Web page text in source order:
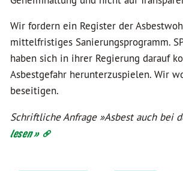
Wir fordern ein Register der
mittelfristiges Sanierungsprogramm.
haben sich in ihrer Regierung darauf
Asbestgefahr herunterzuspielen. Wir
beseitigen.
Schriftliche Anfrage »Asbest auch bei
lesen »